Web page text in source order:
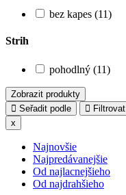
bez kapes (11)
Strih
pohodlný (11)
Zobrazit produkty
Seřadit podle
Filtrovat
x
Najnovšie
Najpredávanejšie
Od najlacnejšieho
Od najdrahšieho